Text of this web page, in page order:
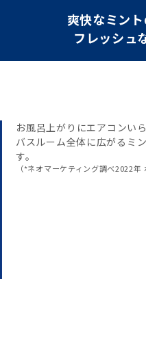
爽快なミン
フレッシュ
お風呂上がりにエアコンい
バスルーム全体に広がるミ
す。
（*ネオマーケティング調べ2022